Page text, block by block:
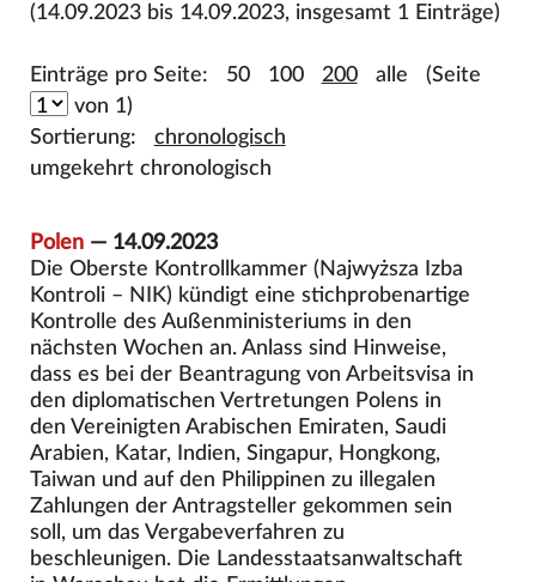
(14.09.2023 bis 14.09.2023, insgesamt 1 Einträge)
Einträge pro Seite: 50 100 200 alle (Seite
von 1)
Sortierung: chronologisch
umgekehrt chronologisch
Polen— 14.09.2023
Die Oberste Kontrollkammer (Najwyższa Izba
Kontroli – NIK) kündigt eine stichprobenartige
Kontrolle des Außenministeriums in den
nächsten Wochen an. Anlass sind Hinweise,
dass es bei der Beantragung von Arbeitsvisa in
den diplomatischen Vertretungen Polens in
den Vereinigten Arabischen Emiraten, Saudi
Arabien, Katar, Indien, Singapur, Hongkong,
Taiwan und auf den Philippinen zu illegalen
Zahlungen der Antragsteller gekommen sein
soll, um das Vergabeverfahren zu
beschleunigen. Die Landesstaatsanwaltschaft